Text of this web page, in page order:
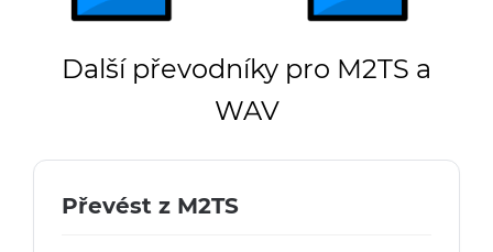
Další převodníky pro M2TS a
WAV
Převést z M2TS